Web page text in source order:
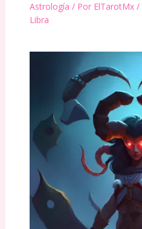
Astrología / Por ElTarotMx /
Libra